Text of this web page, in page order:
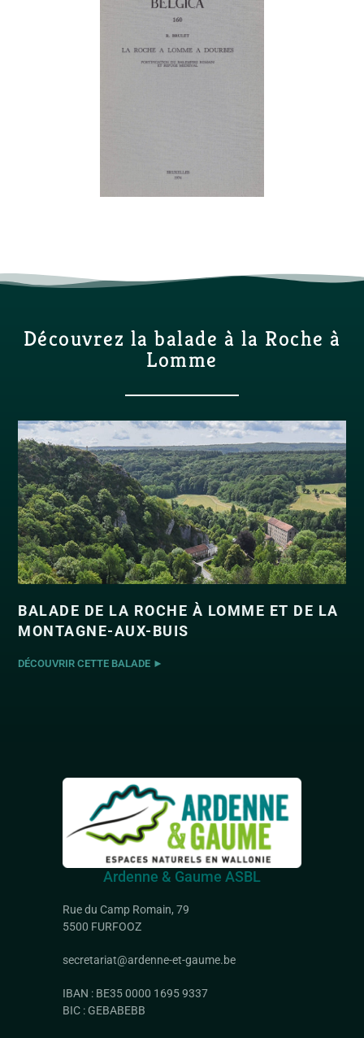
Découvrez la balade à la Roche à
Lomme
BALADE DE LA ROCHE À LOMME ET DE LA
MONTAGNE-AUX-BUIS
DÉCOUVRIR CETTE BALADE ►
Ardenne & Gaume ASBL
Rue du Camp Romain, 79
5500 FURFOOZ
secretariat@ardenne-et-gaume.be
IBAN : BE35 0000 1695 9337
BIC : GEBABEBB